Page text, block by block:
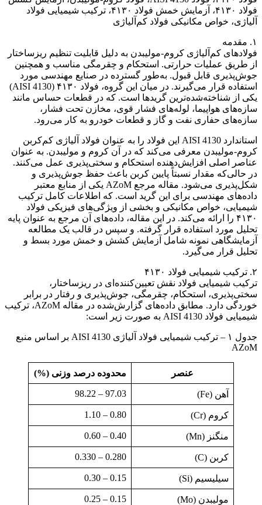
فولاد ۴۱۳۰، آزمایش خمش فولاد ۴۱۳۰، ترکیب شیمیایی فولاد
آلیاژی، خواص مکانیکی فولاد کم‌آلیاژی
۱. مقدمه
فولادهای کم‌آلیاژی کروم-مولیبدن به دلیل قابلیت تنظیم ریزساختار
از طریق عملیات حرارتی. استحکام و چقرمگی مناسب و همچنین
جوش‌پذیری قابل قبول. به‌طور گسترده در صنایع مهندسی مورد
استفاده قرار می‌گیرند. در میان این گروه، فولاد ۴۱۳۰ (AISI 4130)
یکی از شناخته‌شده‌ترین گریدها است. که در قطعات حساس مانند
سازه‌های هواپیما، لوله‌های فشار قوی، مخازن تحت فشار،
سازه‌های حفاری نفت و گاز و قطعات خودرو به کار می‌رود.
استاندارد AISI 4130 این فولاد را به عنوان فولاد آلیاژی کم‌کربن
کروم-مولیبدن معرفی می‌کند که در آن کروم و مولیبدن. به عنوان
عناصر اصلی افزایش‌دهنده استحکام و سختی‌پذیری عمل می‌کنند.
در حالی‌که مقدار نسبتاً پایین کربن باعث حفظ جوش‌پذیری و
شکل‌پذیری می‌شود. مقاله مرجع AZoM یکی از منابع معتبر
داده‌های مهندسی برای این گرید است. که اطلاعات کامل ترکیب
شیمیایی، خواص مکانیکی و بخشی از ویژگی‌های فیزیکی فولاد
۴۱۳۰ را ارائه می‌کند. در این مقاله، داده‌های آن مرجع به عنوان پایه
تحلیل مورد استفاده قرار گرفته. و سپس در قالب یک مطالعه
آزمایشگاهی نمونه شامل آزمایش کشش و خمش مورد بسط و
تحلیل قرار می‌گیرد.
۲. ترکیب شیمیایی فولاد ۴۱۳۰
ترکیب شیمیایی فولاد نقش تعیین‌کننده‌ای در ریزساختار،
سختی‌پذیری، استحکام، چقرمگی، جوش‌پذیری و رفتار در برابر
خوردگی دارد. مطابق داده‌های گزارش‌شده در مقاله AZoM، ترکیب
شیمیایی فولاد AISI 4130 به صورت زیر است:
جدول ۱ – ترکیب شیمیایی فولاد آلیاژی AISI 4130 بر اساس منبع
AZoM
عنصر محدوده درصد وزنی (%)
آهن (Fe) 97.03 – 98.22
کروم (Cr) 0.80 – 1.10
منگنز (Mn) 0.40 – 0.60
کربن (C) 0.280 – 0.330
سیلیسیم (Si) 0.15 – 0.30
مولیبدن (Mo) 0.15 – 0.25